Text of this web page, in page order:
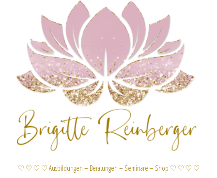
♡ ♡ ♡ ♡ Ausbildungen – Beratungen – Seminare – Shop ♡ ♡ ♡ ♡